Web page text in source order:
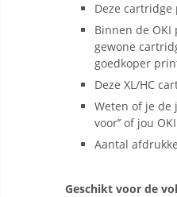
Deze cartridge
Binnen de
gewone
goedkoper
Deze XL/HC
Weten of je de
voor’’ of jou
Aantal
Geschikt voor de